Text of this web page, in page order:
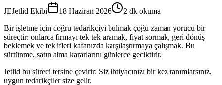
JEJetlid Ekibi 18 Haziran 2026
2 dk okuma
Bir işletme için doğru tedarikçiyi bulmak çoğu zaman yorucu bir
süreçtir: onlarca firmayı tek tek aramak, fiyat sormak, geri dönüş
beklemek ve teklifleri kafanızda karşılaştırmaya çalışmak. Bu
sürtünme, satın alma kararlarını günlerce geciktirir.
Jetlid bu süreci tersine çevirir: Siz ihtiyacınızı bir kez tanımlarsınız,
uygun tedarikçiler size gelir.